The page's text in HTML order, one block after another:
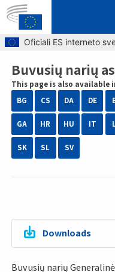
Skip to main content
Oficiali ES interneto
Breadcrumb
Buvusių narių
This page is also available
BG
CS DA DE
GA HR HU IT
SK SL SV
Buvusių narių
Downloads